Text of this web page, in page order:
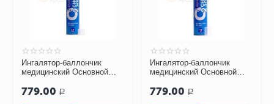
Ингалятор-баллончик
медицинский Основной
(17 литров)
779.00 Р
Ингалятор-баллончик
медицинский Основной
(17 литров)
779.00 Р